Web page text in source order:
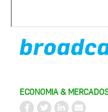
ECONOMIA &